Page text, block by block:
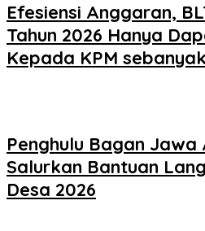
Efesiensi Anggaran,
Tahun 2026 Hanya
Kepada KPM
Penghulu Bagan Jawa
Salurkan Bantuan
Desa 2026